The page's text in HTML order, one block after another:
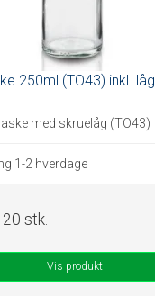
250ml (TO43) inkl. låg
med skruelåg (TO43)
1-2 hverdage
stk.
Vis produkt